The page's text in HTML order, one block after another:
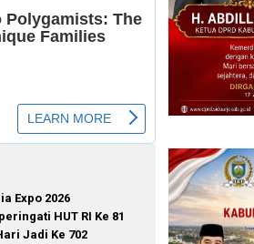
Expo 2026
HUT RI Ke 81
Jadi Ke 702